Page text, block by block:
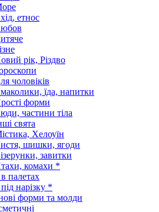
етнос
рік, Різдво
чоловіків
їда, напитки
форми
частини тіла
свята
Хелоуїн
шишки, ягоди
завитки
комахи *
палетах
нарізку *
форми та молди